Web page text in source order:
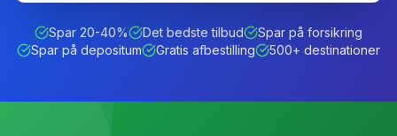
Spar 20-40% Det bedste tilbud
Spar på forsikring
Spar på depositum
Gratis afbestilling 500+ destinationer